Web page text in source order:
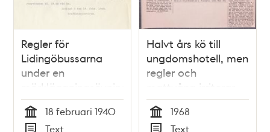
Regler för
Lidingöbussarna
under en
mörkläggningsövning
under Andra
Världskriget
Tid
18 februari 1940
Text
Halvt års kö till
ungdomshotell, men
regler och
mattvång irriterar
Tid
1968
Text